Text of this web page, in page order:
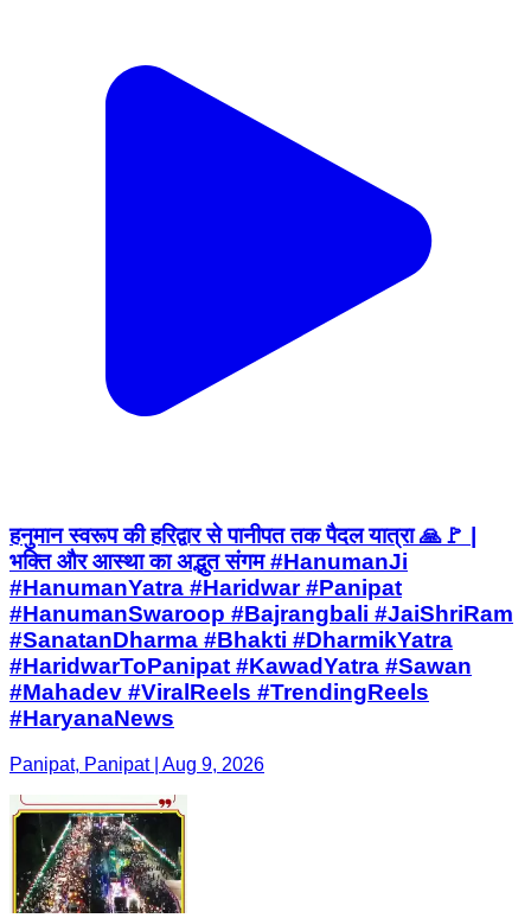
हनुमान स्वरूप की हरिद्वार से पानीपत तक पैदल यात्रा 🙏🚩 |
भक्ति और आस्था का अद्भुत संगम #HanumanJi
#HanumanYatra #Haridwar #Panipat
#HanumanSwaroop #Bajrangbali #JaiShriRam
#SanatanDharma #Bhakti #DharmikYatra
#HaridwarToPanipat #KawadYatra #Sawan
#Mahadev #ViralReels #TrendingReels
#HaryanaNews
Panipat, Panipat | Aug 9, 2026